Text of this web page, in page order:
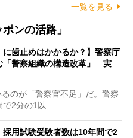
一覧を見る
ンの活路」
に歯止めはかかるか？】警察庁
「警察組織の構造改革」 実
のが「警察官不足」だ。警察
2分の1以…
採用試験受験者数は10年間で2